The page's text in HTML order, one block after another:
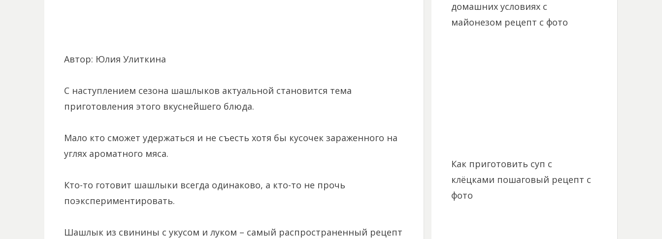
Автор: Юлия Улиткина
С наступлением сезона шашлыков актуальной становится тема
приготовления этого вкуснейшего блюда.
Мало кто сможет удержаться и не съесть хотя бы кусочек зараженного на
углях ароматного мяса.
Кто-то готовит шашлыки всегда одинаково, а кто-то не прочь
поэкспериментировать.
Шашлык из свинины с укусом и луком – самый распространенный рецепт
домашних условиях с
майонезом рецепт с фото
Как приготовить суп с
клёцками пошаговый рецепт с
фото